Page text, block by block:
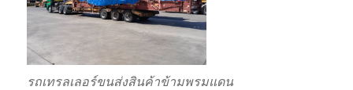
รถเทรลเลอร์ขนส่งสินค้าข้ามพรมแดน